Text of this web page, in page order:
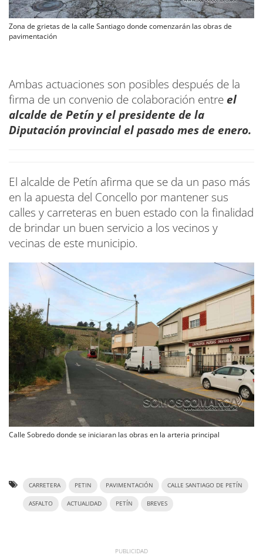
Zona de grietas de la calle Santiago donde comenzarán las obras de
pavimentación
Ambas actuaciones son posibles después de la
firma de un convenio de colaboración entreel
alcalde de Petín y el presidente de la
Diputación provincial el pasado mes de enero.
El alcalde de Petín afirma que se da un paso más
en la apuesta del Concello por mantener sus
calles y carreteras en buen estado con la finalidad
de brindar un buen servicio a los vecinos y
vecinas de este municipio.
Calle Sobredo donde se iniciaran las obras en la arteria principal
CARRETERA PETIN PAVIMENTACIÓN CALLE SANTIAGO DE PETÍN
ASFALTO ACTUALIDAD PETÍN BREVES